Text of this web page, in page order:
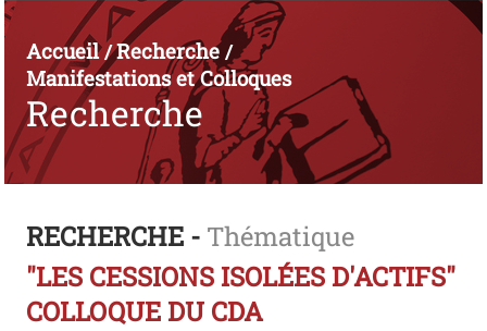
Accueil/Recherche/
Manifestations et Colloques
Recherche
RECHERCHE - Thématique
"LES CESSIONS ISOLÉES D'ACTIFS"
COLLOQUE DU CDA